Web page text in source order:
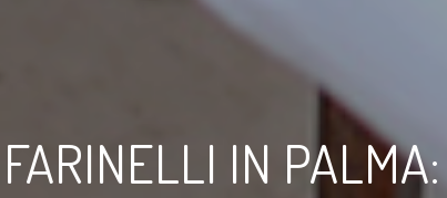
FARINELLI IN